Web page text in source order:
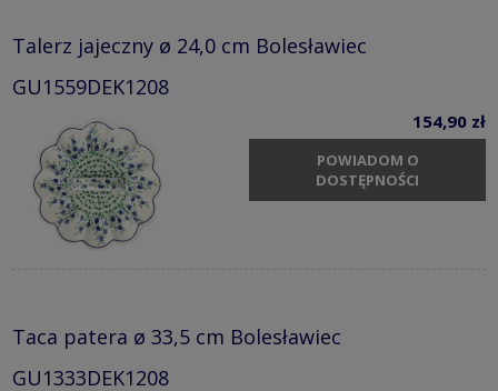
Talerz jajeczny ø 24,0 cm Bolesławiec
GU1559DEK1208
154,90 zł
POWIADOM O
DOSTĘPNOŚCI
Taca patera ø 33,5 cm Bolesławiec
GU1333DEK1208